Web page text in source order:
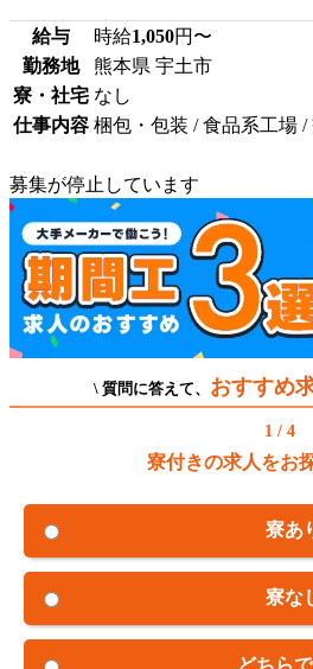
給与 時給1,050円〜
勤務地
熊本県 宇土市
寮・社宅 なし
仕事内容 梱包・包装 / 食品系工場 /
募集が停止しています
\ 質問に答えて、 おすすめ
1 / 4
寮付きの求人をお
寮あ
寮な
どちら